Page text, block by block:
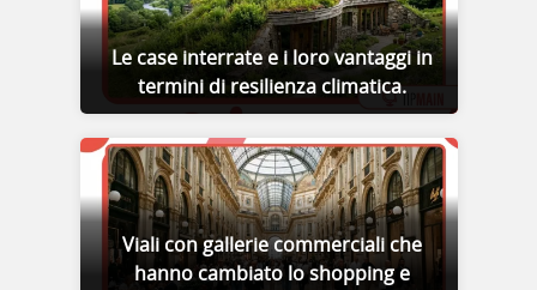
Le case interrate e i loro vantaggi in
termini di resilienza climatica.
Viali con gallerie commerciali che
hanno cambiato lo shopping e